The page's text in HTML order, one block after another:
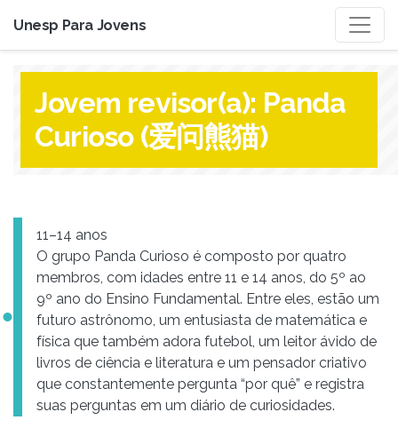
Unesp Para Jovens
Jovem revisor(a): Panda
Curioso (爱问熊猫)
11–14 anos
O grupo Panda Curioso é composto por quatro
membros, com idades entre 11 e 14 anos, do 5º ao
9º ano do Ensino Fundamental. Entre eles, estão um
futuro astrônomo, um entusiasta de matemática e
física que também adora futebol, um leitor ávido de
livros de ciência e literatura e um pensador criativo
que constantemente pergunta “por quê” e registra
suas perguntas em um diário de curiosidades.